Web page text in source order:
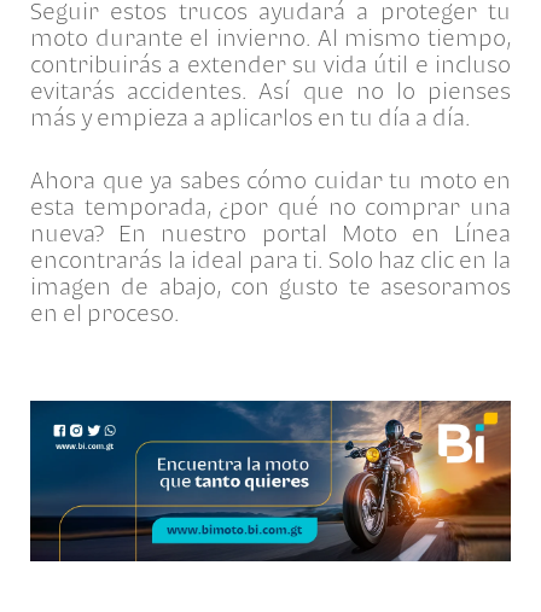
Seguir estos trucos ayudará a proteger tu
moto durante el invierno. Al mismo tiempo,
contribuirás a extender su vida útil e incluso
evitarás accidentes. Así que no lo pienses
más y empieza a aplicarlos en tu día a día.
Ahora que ya sabes cómo cuidar tu moto en
esta temporada, ¿por qué no comprar una
nueva? En nuestro portal Moto en Línea
encontrarás la ideal para ti. Solo haz clic en la
imagen de abajo, con gusto te asesoramos
en el proceso.